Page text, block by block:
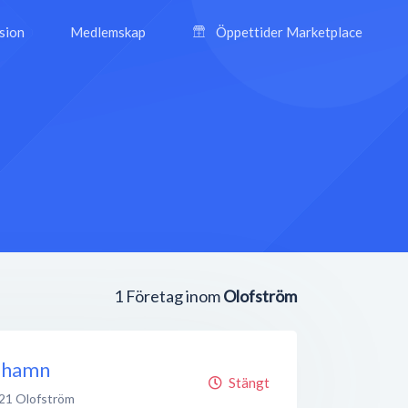
Medlemskap Öppettider Marketplace
1 Företag inomOlofström
Olofström
Stängt